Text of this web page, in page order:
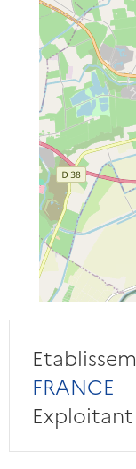
FRANCE
Exploitant